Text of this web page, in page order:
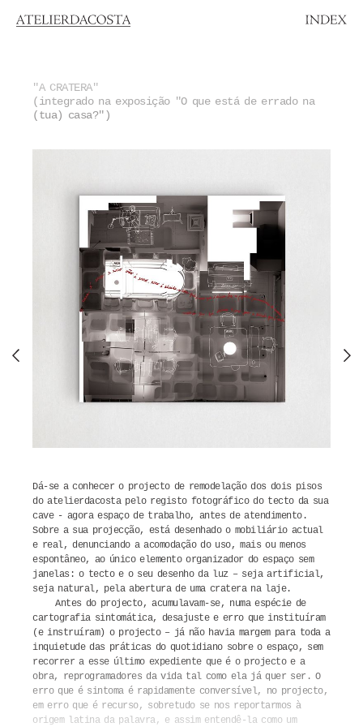
"A CRATERA"
(integrado na exposição "O que está de errado na
(tua) casa?")
Dá-se a conhecer o projecto de remodelação dos dois pisos
do atelierdacosta pelo registo fotográfico do tecto da sua
cave - agora espaço de trabalho, antes de atendimento.
Sobre a sua projecção, está desenhado o mobiliário actual
e real, denunciando a acomodação do uso, mais ou menos
espontâneo, ao único elemento organizador do espaço sem
janelas: o tecto e o seu desenho da luz – seja artificial,
seja natural, pela abertura de uma cratera na laje.
Antes do projecto, acumulavam-se, numa espécie de
cartografia sintomática, desajuste e erro que instituíram
(e instruíram) o projecto – já não havia margem para toda a
inquietude das práticas do quotidiano sobre o espaço, sem
recorrer a esse último expediente que é o projecto e a
obra, reprogramadores da vida tal como ela já quer ser. O
erro que é sintoma é rapidamente conversível, no projecto,
em erro que é recurso, sobretudo se nos reportarmos à
origem latina da palavra, e assim entendê-la como um